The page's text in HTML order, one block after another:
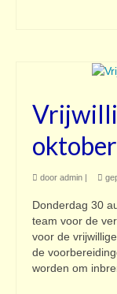
oktober
door admin
Donderdag 30
team voor de
voor de
de
worden om